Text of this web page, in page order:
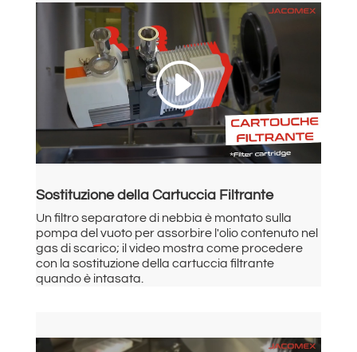
Sostituzione della Cartuccia Filtrante
Un filtro separatore di nebbia è montato sulla
pompa del vuoto per assorbire l'olio contenuto nel
gas di scarico; il video mostra come procedere
con la sostituzione della cartuccia filtrante
quando è intasata.